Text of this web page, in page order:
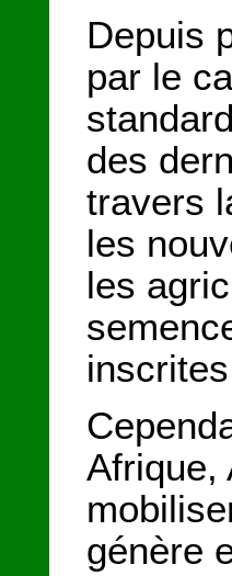
Depuis
par le
des
travers
les
les
Afrique,
génère